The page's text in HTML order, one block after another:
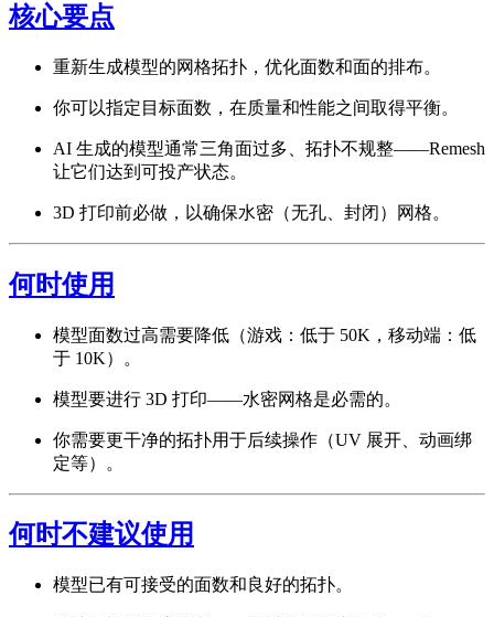
核心要点
重新生成模型的网格拓扑，优化面数和面的排布。
你可以指定目标面数，在质量和性能之间取得平衡。
AI 生成的模型通常三角面过多、拓扑不规整——Remesh
让它们达到可投产状态。
3D 打印前必做，以确保水密（无孔、封闭）网格。
何时使用
模型面数过高需要降低（游戏：低于 50K，移动端：低
于 10K）。
模型要进行 3D 打印——水密网格是必需的。
你需要更干净的拓扑用于后续操作（UV 展开、动画绑
定等）。
何时不建议使用
模型已有可接受的面数和良好的拓扑。